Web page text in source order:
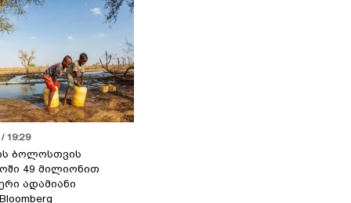
19:29
ბოლოსთვის
49 მილიონით
ადამიანი